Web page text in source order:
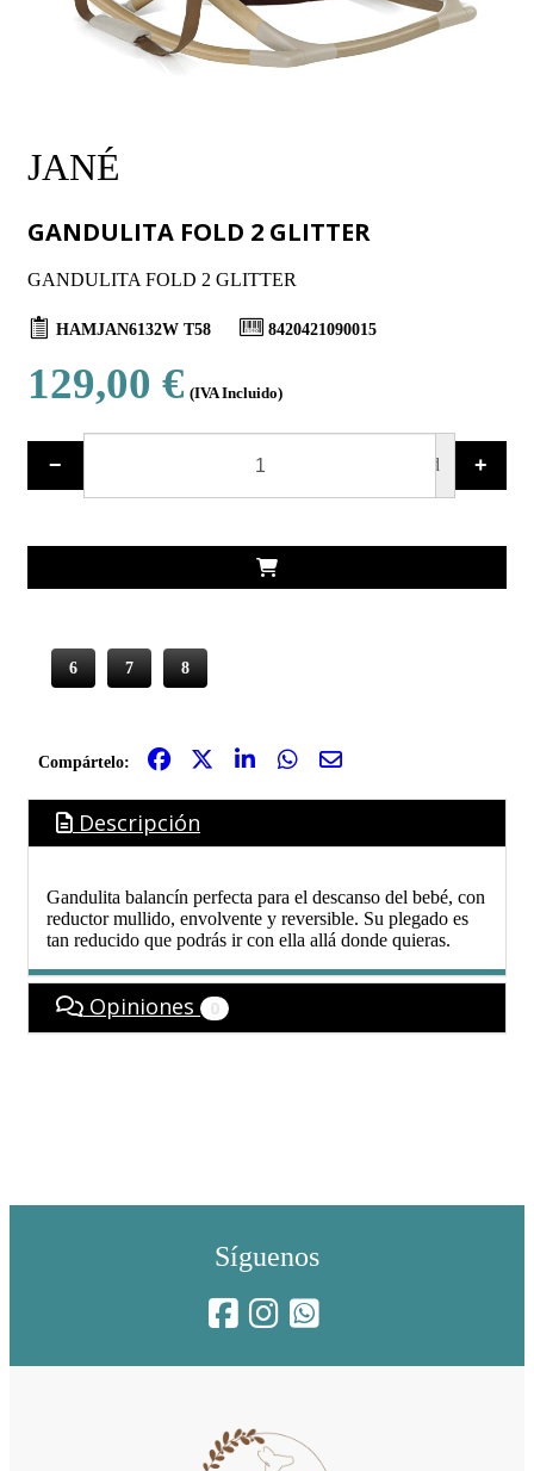
JANÉ
GANDULITA FOLD 2 GLITTER
GANDULITA FOLD 2 GLITTER
HAMJAN6132W T58 8420421090015
129,00 € (IVA Incluido)
− ud +
6 7 8
Compártelo:
Descripción
Gandulita balancín perfecta para el descanso del bebé, con
reductor mullido, envolvente y reversible. Su plegado es
tan reducido que podrás ir con ella allá donde quieras.
Opiniones 0
Síguenos